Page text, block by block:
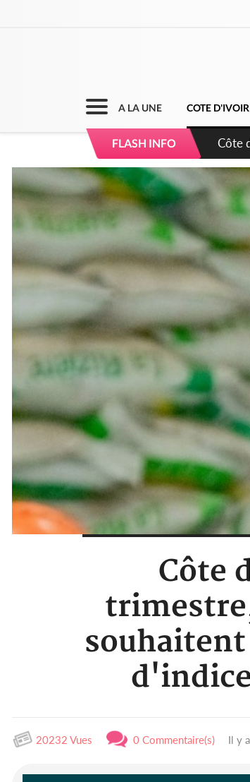
A LA UNE COTE
FLASH INFO Côte
Côte
20232 Vues 0 Commentaire(s) Il y